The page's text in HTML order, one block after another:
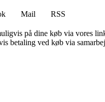
Mail
RSS
på dine køb via vores
betaling ved køb via